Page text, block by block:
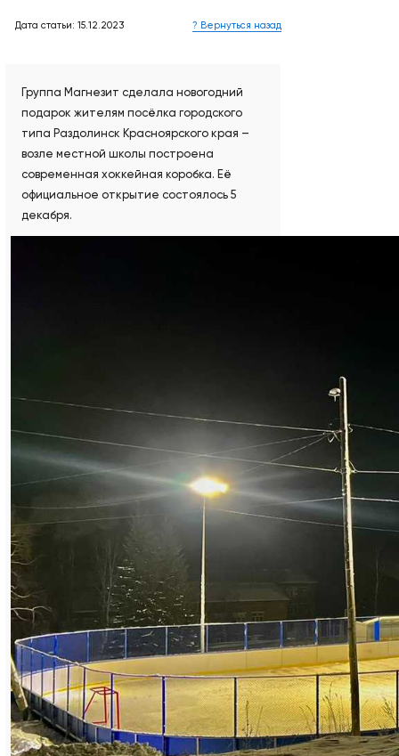
Спортивное сооружение появилось
благодаря соглашению о социально-
экономическом партнёрстве между
администрацией Мотыгинского района и
Группой Магнезит (в пгт. Раздолинск
находится интегрированный комплекс
«Восход» компании).
Хоккейная коробка была построена в
кратчайшие сроки рядом со средней
школой имени героя Советского союза
Фёдора Тюменцева – на месте, где
прежде зимой заливался каток.
Длина площадки 56 метров, ширина 26
метров. Её ограждение монолитное:
Группа Магнезит сделала новогодний
подарок жителям посёлка городского
типа Раздолинск Красноярского края –
возле местной школы построена
современная хоккейная коробка. Её
официальное открытие состоялось 5
декабря.
? Вернуться назад
Дата статьи: 15.12.2023